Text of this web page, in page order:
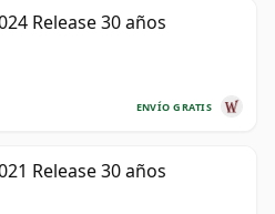
Release 30 años
ENVÍO GRATIS
Release 30 años